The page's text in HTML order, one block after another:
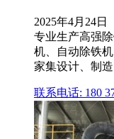
2025年4月24
专业生产高强
机、自动除铁
家集设计、制
联系电话: 180